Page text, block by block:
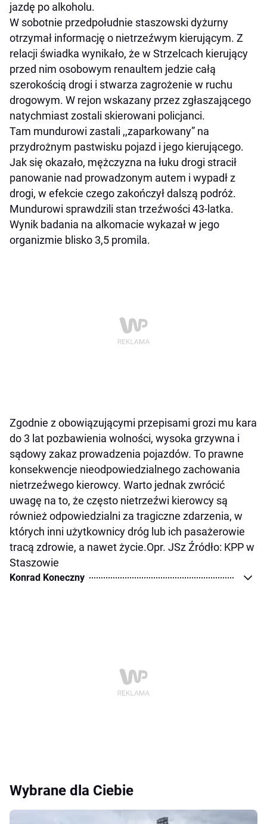
jazdę po alkoholu.
W sobotnie przedpołudnie staszowski dyżurny
otrzymał informację o nietrzeźwym kierującym. Z
relacji świadka wynikało, że w Strzelcach kierujący
przed nim osobowym renaultem jedzie całą
szerokością drogi i stwarza zagrożenie w ruchu
drogowym. W rejon wskazany przez zgłaszającego
natychmiast zostali skierowani policjanci.
Tam mundurowi zastali ,,zaparkowany” na
przydrożnym pastwisku pojazd i jego kierującego.
Jak się okazało, mężczyzna na łuku drogi stracił
panowanie nad prowadzonym autem i wypadł z
drogi, w efekcie czego zakończył dalszą podróż.
Mundurowi sprawdzili stan trzeźwości 43-latka.
Wynik badania na alkomacie wykazał w jego
organizmie blisko 3,5 promila.
Zgodnie z obowiązującymi przepisami grozi mu kara
do 3 lat pozbawienia wolności, wysoka grzywna i
sądowy zakaz prowadzenia pojazdów. To prawne
konsekwencje nieodpowiedzialnego zachowania
nietrzeźwego kierowcy. Warto jednak zwrócić
uwagę na to, że często nietrzeźwi kierowcy są
również odpowiedzialni za tragiczne zdarzenia, w
których inni użytkownicy dróg lub ich pasażerowie
tracą zdrowie, a nawet życie.Opr. JSz Źródło: KPP w
Staszowie
Konrad Koneczny
Wybrane dla Ciebie